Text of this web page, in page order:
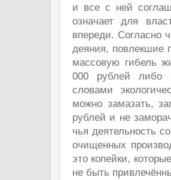
и все с ней
означает для
впереди. Согласно
деяния, повлекшие
массовую гибель
000 рублей либо
словами
можно замазать,
рублей и не
чья деятельность
очищенных
это копейки,
не быть